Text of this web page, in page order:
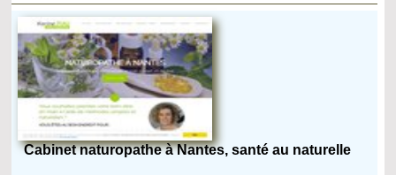
Cabinet naturopathe à Nantes, santé au naturelle